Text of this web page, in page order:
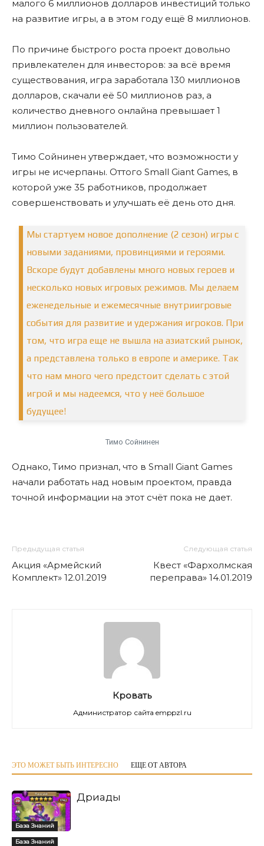
малого 6 миллионов долларов инвестиций только
на развитие игры, а в этом году ещё 8 миллионов.
По причине быстрого роста проект довольно
привлекателен для инвесторов: за всё время
существования, игра заработала 130 миллионов
долларов, скачали её 50 миллионов раз, а
количество дневного онлайна превышает 1
миллион пользователей.
Тимо Сойнинен утверждает, что возможности у
игры не исчерпаны. Оттого Small Giant Games, в
которой уже 35 работников, продолжает
совершенствовать и улучшать её день ото дня.
Мы стартуем новое дополнение (2 сезон) игры с
новыми заданиями, провинциями и героями.
Вскоре будут добавлены много новых героев и
несколько новых игровых режимов. Мы делаем
еженедельные и ежемесячные внутриигровые
события для развитие и удержания игроков. При
том, что игра еще не вышла на азиатский рынок,
а представлена только в европе и америке. Так
что нам много чего предстоит сделать с этой
игрой и мы надеемся, что у неё большое
будущее!
Тимо Сойнинен
Однако, Тимо признал, что в Small Giant Games
начали работать над новым проектом, правда
точной информации на этот счёт пока не дает.
Предыдущая статья
Акция «Армейский
Комплект» 12.01.2019
Следующая статья
Квест «Фархолмская
переправа» 14.01.2019
Кровать
Администратор сайта emppzl.ru
ЭТО МОЖЕТ БЫТЬ ИНТЕРЕСНО ЕЩЕ ОТ АВТОРА
База Знаний
Дриады
База Знаний